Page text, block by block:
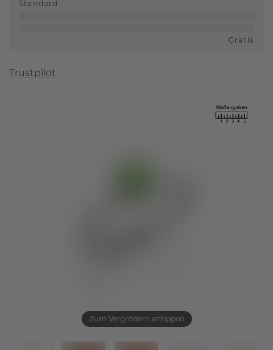
Zum Vergrößern antippen
Standard :
Gratis
Trustpilot